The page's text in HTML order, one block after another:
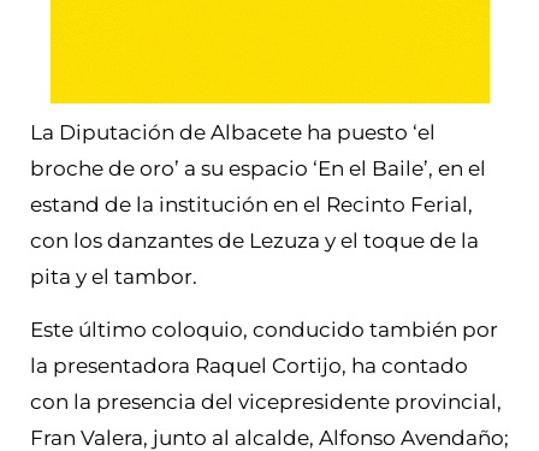
La Diputación de Albacete ha puesto ‘el
broche de oro’ a su espacio ‘En el Baile’, en el
estand de la institución en el Recinto Ferial,
con los danzantes de Lezuza y el toque de la
pita y el tambor.
Este último coloquio, conducido también por
la presentadora Raquel Cortijo, ha contado
con la presencia del vicepresidente provincial,
Fran Valera, junto al alcalde, Alfonso Avendaño;